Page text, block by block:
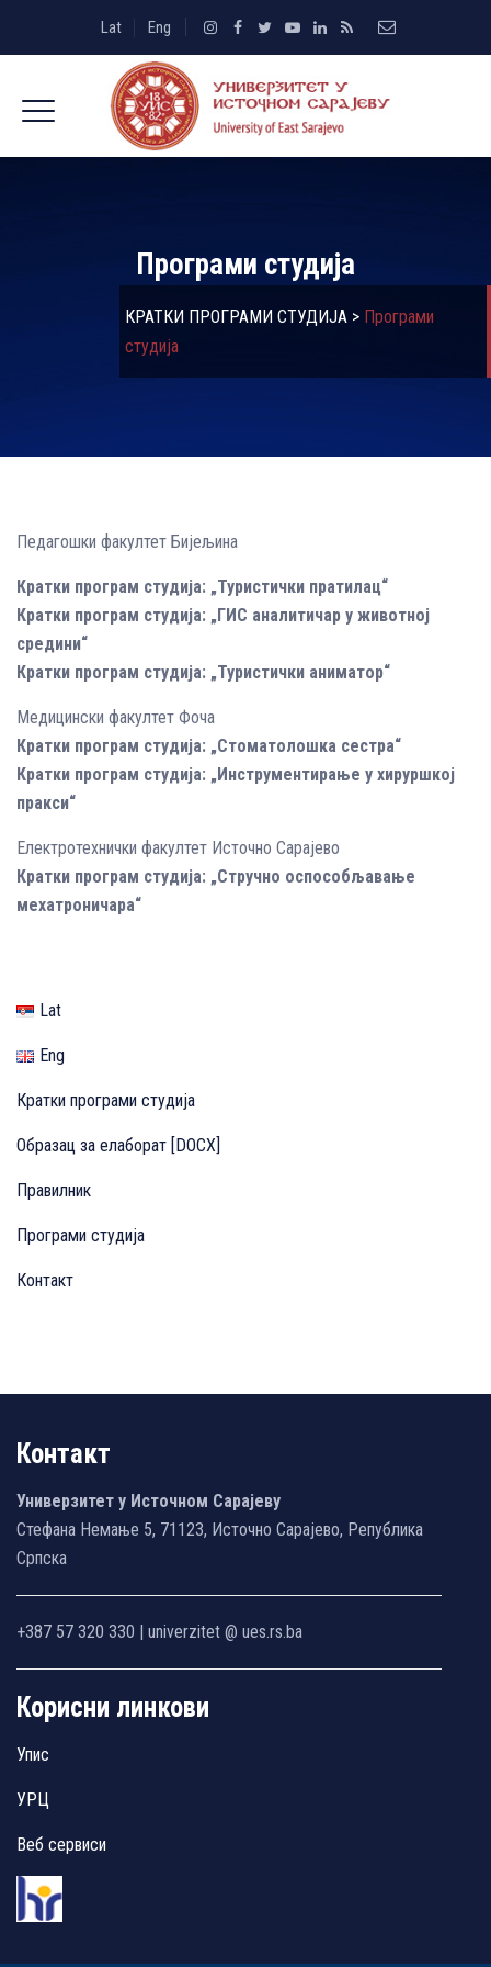
Lat Eng
Програми студија
КРАТКИ ПРОГРАМИ СТУДИЈА > Програми
студија
Педагошки факултет Бијељина
Кратки програм студија: „Туристички пратилац“
Кратки програм студија: „ГИС аналитичар у животној
средини“
Кратки програм студија: „Туристички аниматор“
Медицински факултет Фоча
Кратки програм студија: „Стоматолошка сестра“
Кратки програм студија: „Инструментирање у хируршкој
пракси“
Електротехнички факултет Источно Сарајево
Кратки програм студија: „Стручно оспособљавање
мехатроничара“
Lat
Eng
Кратки програми студија
Образац за елаборат [DOCX]
Правилник
Програми студија
Контакт
Контакт
Универзитет у Источном Сарајеву
Стефана Немање 5, 71123, Источно Сарајево, Република
Српска
+387 57 320 330 | univerzitet @ ues.rs.ba
Корисни линкови
Упис
УРЦ
Веб сервиси